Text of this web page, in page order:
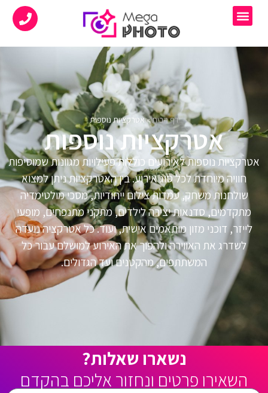
דף הבית»אטרקציות נוספות
אטרקציות נוספות
אטרקציות נוספות לאירועים כוללות פעילויות מגוונות שמוסיפות
חוויה מיוחדת לכל סוג אירוע. בין האטרקציות ניתן למצוא
שולחנות משחק, עמדות צילום ייחודיות, מסכי מולטימדיה
מתקדמים, סדנאות יצירה לילדים, מתקני מתנפחים, מופעי
לייזר, דוכני מזון מותאמים אישית, ועוד. כל אטרקציה נועדה
לשדרג את האווירה ולהפוך את האירוע למושלם עבור כל
המשתתפים, מהקטנים ועד הגדולים.
נשארו שאלות?
השאירו פרטים ונחזור אליכם בהקדם